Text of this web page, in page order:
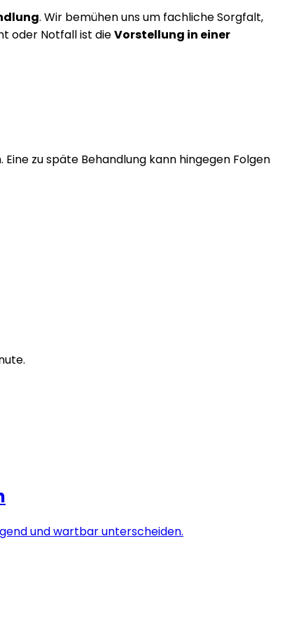
. Wir bemühen uns um fachliche Sorgfalt,
oder Notfall ist dieVorstellung in einer
zu späte Behandlung kann hingegen Folgen
und wartbar unterscheiden.